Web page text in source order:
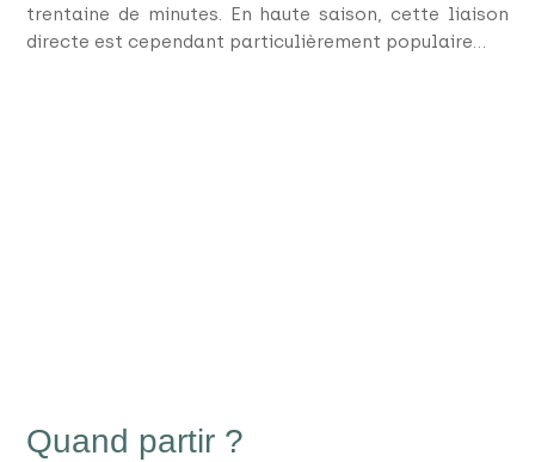
trentaine de minutes. En haute saison, cette liaison
directe est cependant particulièrement populaire…
Quand partir ?